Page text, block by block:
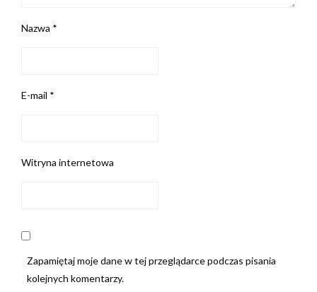
Nazwa *
E-mail *
Witryna internetowa
Zapamiętaj moje dane w tej przeglądarce podczas pisania
kolejnych komentarzy.